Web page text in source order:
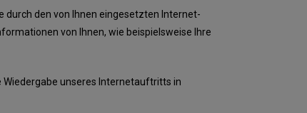
durch den von Ihnen eingesetzten Internet-
von Ihnen, wie beispielsweise Ihre
unseres Internetauftritts in